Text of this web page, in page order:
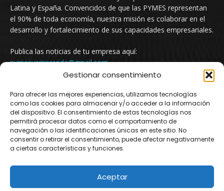
Gestionar consentimiento
Para ofrecer las mejores experiencias, utilizamos tecnologías
como las cookies para almacenar y/o acceder a la información
del dispositivo. El consentimiento de estas tecnologías nos
permitirá procesar datos como el comportamiento de
navegación o las identificaciones únicas en este sitio. No
consentir o retirar el consentimiento, puede afectar negativamente
a ciertas características y funciones.
Aceptar
Latina y España. Convencidos de que las PYMES representan
el 90% de toda economía, nuestra misión es colaborar en el
desarrollo y fortalecimiento de sus capacidades empresariales.
Publica las noticias de tu empresa aquí:
pymesyemprende@gmail.com
SÍGUENOS
© Newspaper WordPress Theme by TagDiv